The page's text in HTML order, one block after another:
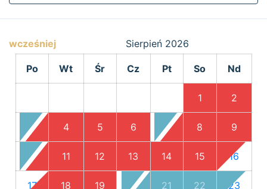
wcześniej Sierpień 2026
Po Wt Śr Cz Pt So Nd
1 2
3 4 5 6 7 8 9
10 11 12 13 14 15 16
17 18 19 20 21 22 23